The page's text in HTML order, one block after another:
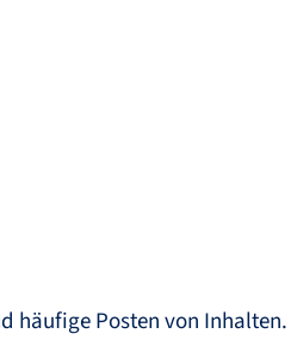
häufige Posten von Inhalten.